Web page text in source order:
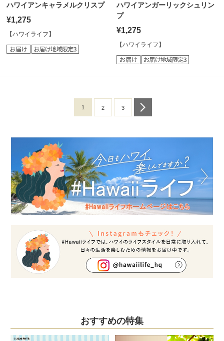
ハワイアンキャラメルクリスプ
¥1,275
【ハワイライフ】
ハワイアンガーリックシュリン
プ
¥1,275
【ハワイライフ】
1 2 3
おすすめの特集